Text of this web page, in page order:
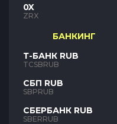
0X
ZRX
БАНКИНГ
Т-БАНК RUB
TCSBRUB
СБП RUB
SBPRUB
СБЕРБАНК RUB
SBERRUB